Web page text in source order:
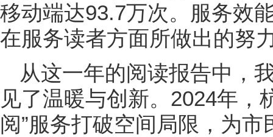
移动端达93.7万次。服务效
在服务读者方面所做出的努
从这一年的阅读报告中，
见了温暖与创新。2024年，
阅”服务打破空间局限，为